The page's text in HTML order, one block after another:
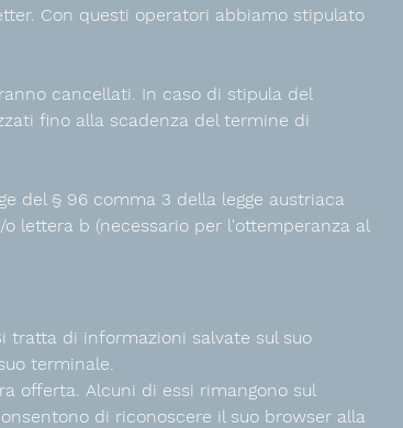
Con questi operatori abbiamo stipulato
cancellati. In caso di stipula del
fino alla scadenza del termine di
del § 96 comma 3 della legge austriaca
lettera b (necessario per l'ottemperanza al
tratta di informazioni salvate sul suo
terminale.
offerta. Alcuni di essi rimangono sul
di riconoscere il suo browser alla